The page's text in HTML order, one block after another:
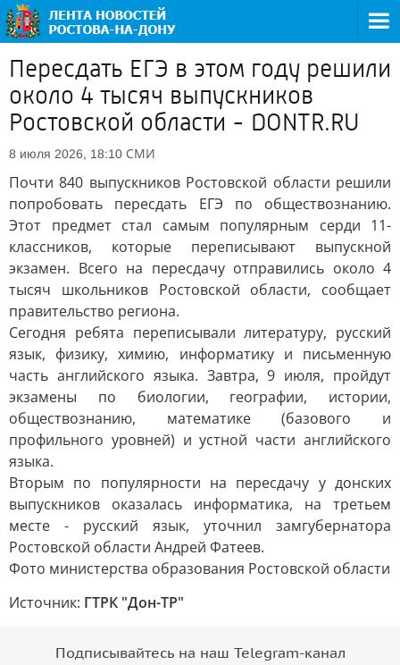
Пересдать ЕГЭ в этом году решили
около 4 тысяч выпускников
Ростовской области - DONTR.RU
8 июля 2026, 18:10 СМИ
Почти 840 выпускников Ростовской области решили
попробовать пересдать ЕГЭ по обществознанию.
Этот предмет стал самым популярным серди 11-
классников, которые переписывают выпускной
экзамен. Всего на пересдачу отправились около 4
тысяч школьников Ростовской области, сообщает
правительство региона.
Сегодня ребята переписывали литературу, русский
язык, физику, химию, информатику и письменную
часть английского языка. Завтра, 9 июля, пройдут
экзамены по биологии, географии, истории,
обществознанию, математике (базового и
профильного уровней) и устной части английского
языка.
Вторым по популярности на пересдачу у донских
выпускников оказалась информатика, на третьем
месте - русский язык, уточнил замгубернатора
Ростовской области Андрей Фатеев.
Фото министерства образования Ростовской области
Источник: ГТРК "Дон-ТР"
Подписывайтесь на наш Telegram-канал